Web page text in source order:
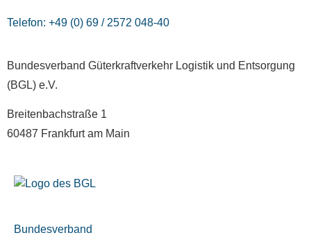
Telefon: +49 (0) 69 / 2572 048-40
Bundesverband Güterkraftverkehr Logistik und Entsorgung
(BGL) e.V.
Breitenbachstraße 1
60487 Frankfurt am Main
Bundesverband